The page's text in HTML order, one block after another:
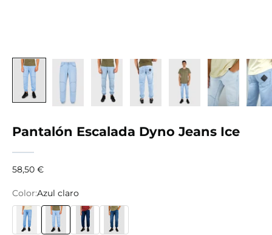
Pantalón Escalada Dyno Jeans Ice
Precio de oferta
58,50 €
Color:Azul claro
Azul
Azul claroJeans oscuroAzul marino